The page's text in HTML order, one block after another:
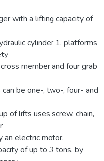
with a lifting capacity of
cylinder 1, platforms
member and four grab
be one-, two-, four- and
of lifts uses screw, chain,
an electric motor.
of up to 3 tons, by